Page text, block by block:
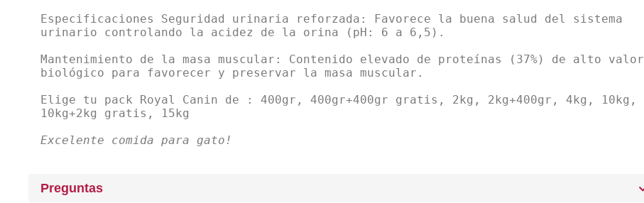
Especificaciones Seguridad urinaria reforzada: Favorece la buena salud del sistema
urinario controlando la acidez de la orina (pH: 6 a 6,5).
Mantenimiento de la masa muscular: Contenido elevado de proteínas (37%) de alto valor
biológico para favorecer y preservar la masa muscular.
Elige tu pack Royal Canin de : 400gr, 400gr+400gr gratis, 2kg, 2kg+400gr, 4kg, 10kg,
10kg+2kg gratis, 15kg
Excelente comida para gato!
Preguntas